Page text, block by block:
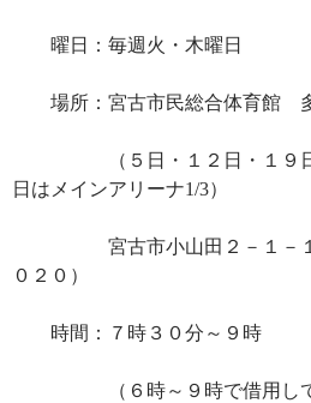
曜日：毎週火・木曜日
場所：宮古市民総合体育館
（５日・１２日・１９日は
日はメインアリーナ1/3）
宮古市小山田２－１－１（
０２０）
時間：７時３０分～９時
（６時～９時で借用してい